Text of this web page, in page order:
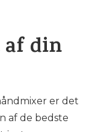
af din
er det
af de bedste